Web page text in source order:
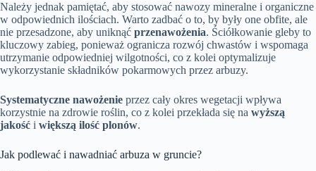
Należy jednak pamiętać, aby stosować nawozy mineralne i organiczne
w odpowiednich ilościach. Warto zadbać o to, by były one obfite, ale
nie przesadzone, aby uniknąć przenawożenia. Ściółkowanie gleby to
kluczowy zabieg, ponieważ ogranicza rozwój chwastów i wspomaga
utrzymanie odpowiedniej wilgotności, co z kolei optymalizuje
wykorzystanie składników pokarmowych przez arbuzy.
Systematyczne nawożenie przez cały okres wegetacji wpływa
korzystnie na zdrowie roślin, co z kolei przekłada się na wyższą
jakość i większą ilość plonów.
Jak podlewać i nawadniać arbuza w gruncie?